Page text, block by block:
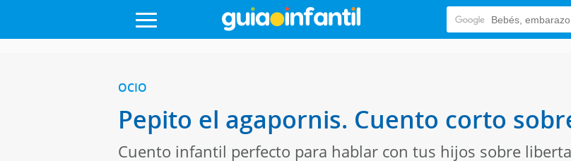
OCIO
Pepito el agapornis. Cuento corto
Cuento infantil perfecto para hablar con tus hijos sobre